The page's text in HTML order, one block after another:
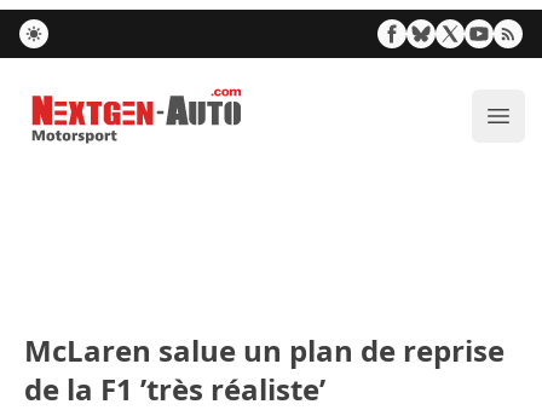
Nextgen-Auto.com
McLaren salue un plan de reprise
de la F1 ’très réaliste’